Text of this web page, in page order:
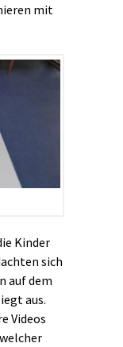
mit
Kinder
sich
auf dem
aus.
Videos